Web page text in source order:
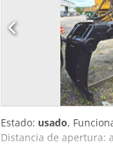
Estado: usado,
Distancia de apertura: